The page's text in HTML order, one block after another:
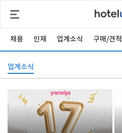
채용 인재 업계소식 구매/견적
업계소식